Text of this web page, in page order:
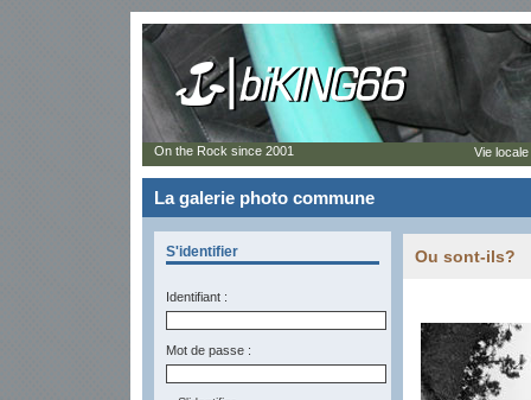
La galerie photo commune
S'identifier
Identifiant :
Mot de passe :
Ou sont-ils?
On the Rock since 2001 Vie